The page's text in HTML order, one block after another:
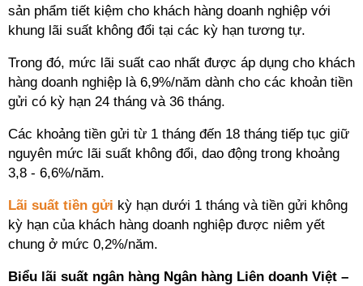
sản phẩm tiết kiệm cho khách hàng doanh nghiệp với
khung lãi suất không đổi tại các kỳ hạn tương tự.
Trong đó, mức lãi suất cao nhất được áp dụng cho khách
hàng doanh nghiệp là 6,9%/năm dành cho các khoản tiền
gửi có kỳ hạn 24 tháng và 36 tháng.
Các khoảng tiền gửi từ 1 tháng đến 18 tháng tiếp tục giữ
nguyên mức lãi suất không đổi, dao động trong khoảng
3,8 - 6,6%/năm.
Lãi suất tiền gửi kỳ hạn dưới 1 tháng và tiền gửi không
kỳ hạn của khách hàng doanh nghiệp được niêm yết
chung ở mức 0,2%/năm.
Biểu lãi suất ngân hàng Ngân hàng Liên doanh Việt –